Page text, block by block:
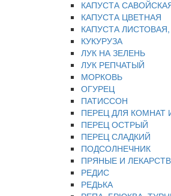
КАПУСТА
КАПУСТА ЦВЕТНАЯ
КАПУСТА
КУКУРУЗА
ЛУК НА ЗЕЛЕНЬ
ЛУК РЕПЧАТЫЙ
МОРКОВЬ
ОГУРЕЦ
ПАТИССОН
ПЕРЕЦ ДЛЯ КОМНАТ
ПЕРЕЦ ОСТРЫЙ
ПЕРЕЦ СЛАДКИЙ
ПОДСОЛНЕЧНИК
ПРЯНЫЕ И
РЕДИС
РЕДЬКА